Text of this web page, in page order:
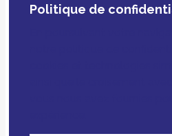
Politique de